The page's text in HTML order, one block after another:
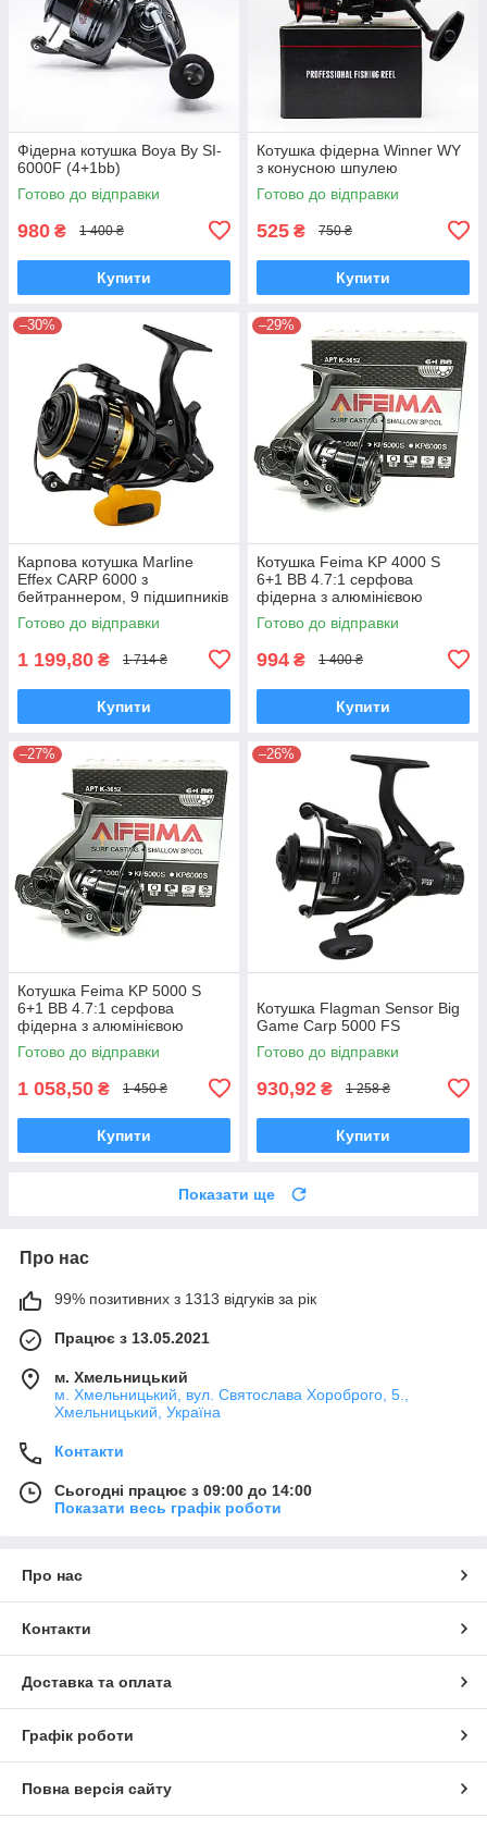
Фідерна котушка Boya By SI-
6000F (4+1bb)
Готово до відправки
980 ₴ 1 400 ₴
Купити
Котушка фідерна Winner WY
з конусною шпулею
Готово до відправки
525 ₴ 750 ₴
Купити
–30%
Карпова котушка Marline
Effex CARP 6000 з
бейтраннером, 9 підшипників
Готово до відправки
1 199,80 ₴ 1 714 ₴
Купити
–29%
Котушка Feima KP 4000 S
6+1 BB 4.7:1 серфова
фідерна з алюмінієвою
мілкою шпулею для дальніх
закидів
Готово до відправки
994 ₴ 1 400 ₴
Купити
–27%
Котушка Feima KP 5000 S
6+1 BB 4.7:1 серфова
фідерна з алюмінієвою
мілкою шпулею для дальніх
закидів
Готово до відправки
1 058,50 ₴ 1 450 ₴
Купити
–26%
Котушка Flagman Sensor Big
Game Carp 5000 FS
Готово до відправки
930,92 ₴ 1 258 ₴
Купити
Показати ще
Про нас
99% позитивних з 1313 відгуків за рік
Працює з 13.05.2021
м. Хмельницький
м. Хмельницький, вул. Святослава Хороброго, 5.,
Хмельницький, Україна
Контакти
Сьогодні працює з 09:00 до 14:00
Показати весь графік роботи
Про нас
Контакти
Доставка та оплата
Графік роботи
Повна версія сайту